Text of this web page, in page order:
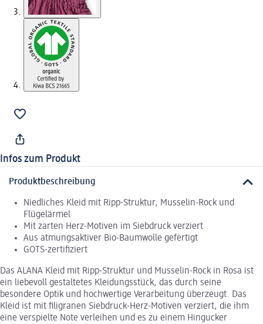
Infos zum Produkt
Produktbeschreibung
Niedliches Kleid mit Ripp-Struktur, Musselin-Rock und
Flügelärmel
Mit zarten Herz-Motiven im Siebdruck verziert
Aus atmungsaktiver Bio-Baumwolle gefertigt
GOTS-zertifiziert
Das ALANA Kleid mit Ripp-Struktur und Musselin-Rock in Rosa ist
ein liebevoll gestaltetes Kleidungsstück, das durch seine
besondere Optik und hochwertige Verarbeitung überzeugt. Das
Kleid ist mit filigranen Siebdruck-Herz-Motiven verziert, die ihm
eine verspielte Note verleihen und es zu einem Hingucker